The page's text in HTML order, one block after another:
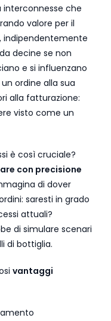
interconnesse che
valore per il
indipendentemente
decine se non
e si influenzano
ordine alla sua
alla fatturazione:
visto come un
è così cruciale?
con precisione
di dover
saresti in grado
attuali?
di simulare scenari
di bottiglia.
vantaggi